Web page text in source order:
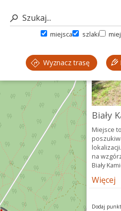
miejsca szlaki
Wyznacz trasę
Biały
Miejsce
na
Biały
Więcej
Dodaj